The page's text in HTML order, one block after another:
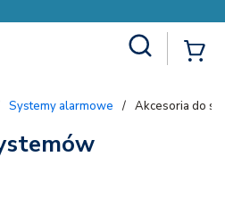
Systemy alarmowe / Akcesoria do